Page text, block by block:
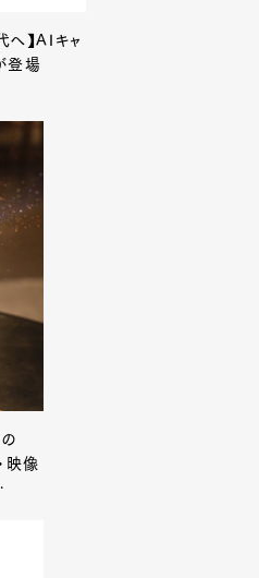
へ】AIキャ
登場
映像